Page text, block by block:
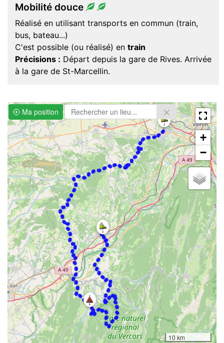
Mobilité douce
Réalisé en utilisant transports en commun (train,
bus, bateau...)
C'est possible (ou réalisé) en train
Précisions : Départ depuis la gare de Rives. Arrivée
à la gare de St-Marcellin.
Ma position
+
−
10 km